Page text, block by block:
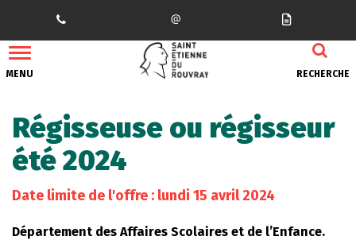
MENU RECHERCHE
Régisseuse ou régisseur
été 2024
Date limite de l'offre : lundi 15 avril 2024
Département des Affaires Scolaires et de l’Enfance.